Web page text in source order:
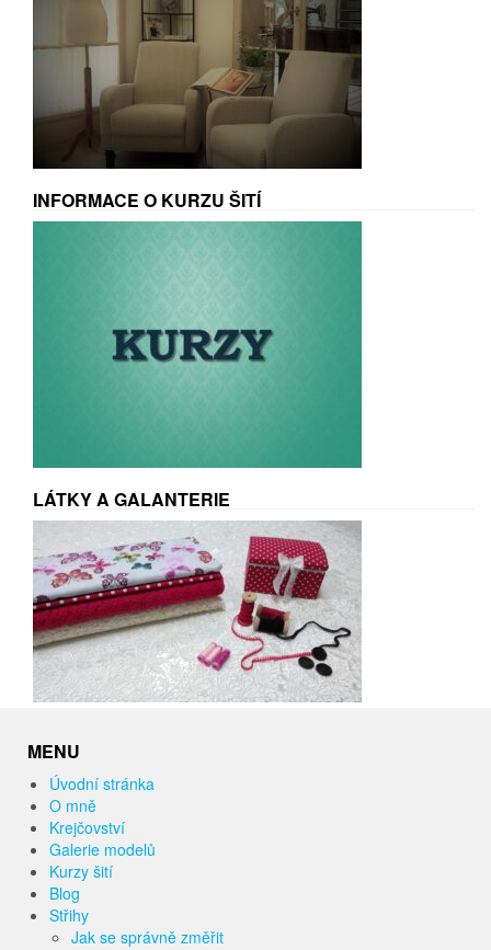
INFORMACE O KURZU ŠITÍ
LÁTKY A GALANTERIE
MENU
Úvodní stránka
O mně
Krejčovství
Galerie modelů
Kurzy šití
Blog
Střihy
Jak se správně změřit